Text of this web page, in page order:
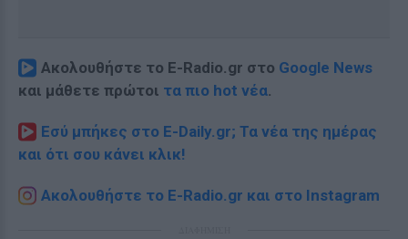
Ακολουθήστε το E-Radio.gr στο Google News
και μάθετε πρώτοι τα πιο hot νέα.
Εσύ μπήκες στο E-Daily.gr; Τα νέα της ημέρας
και ότι σου κάνει κλικ!
Ακολουθήστε το E-Radio.gr και στο Instagram